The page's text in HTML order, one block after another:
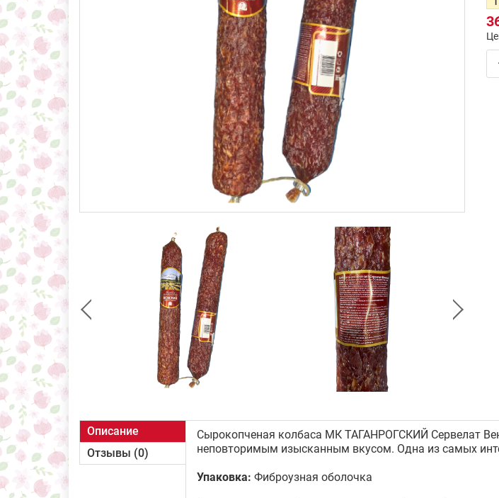
Описание
Отзывы (0)
Сырокопченая колбаса МК ТАГАНРОГСКИЙ Сервелат
неповторимым изысканным вкусом. Одна из самых
Упаковка: Фиброузная оболочка